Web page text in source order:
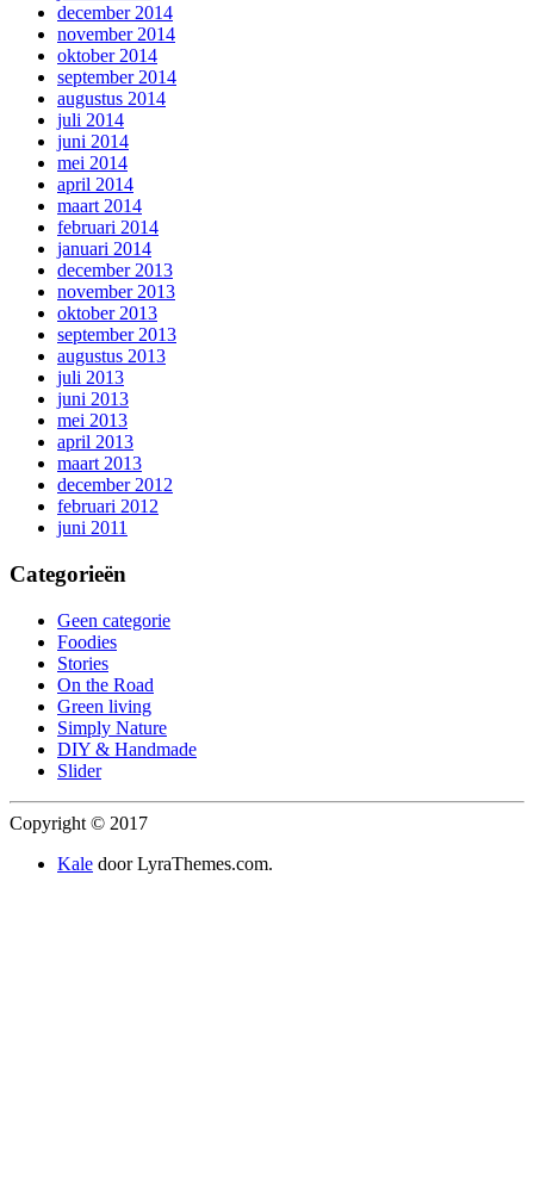
december 2014
november 2014
oktober 2014
september 2014
augustus 2014
juli 2014
juni 2014
mei 2014
april 2014
maart 2014
februari 2014
januari 2014
december 2013
november 2013
oktober 2013
september 2013
augustus 2013
juli 2013
juni 2013
mei 2013
april 2013
maart 2013
december 2012
februari 2012
juni 2011
Categorieën
Geen categorie
Foodies
Stories
On the Road
Green living
Simply Nature
DIY & Handmade
Slider
Copyright © 2017
Kale door LyraThemes.com.